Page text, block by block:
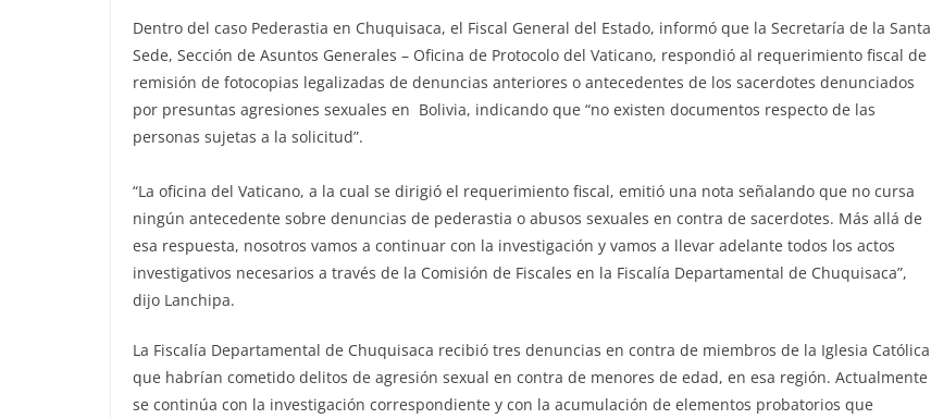
Dentro del caso Pederastia en Chuquisaca, el Fiscal General del Estado, informó que la Secretaría de la Santa
Sede, Sección de Asuntos Generales – Oficina de Protocolo del Vaticano, respondió al requerimiento fiscal de
remisión de fotocopias legalizadas de denuncias anteriores o antecedentes de los sacerdotes denunciados
por presuntas agresiones sexuales en Bolivia, indicando que “no existen documentos respecto de las
personas sujetas a la solicitud”.
“La oficina del Vaticano, a la cual se dirigió el requerimiento fiscal, emitió una nota señalando que no cursa
ningún antecedente sobre denuncias de pederastia o abusos sexuales en contra de sacerdotes. Más allá de
esa respuesta, nosotros vamos a continuar con la investigación y vamos a llevar adelante todos los actos
investigativos necesarios a través de la Comisión de Fiscales en la Fiscalía Departamental de Chuquisaca”,
dijo Lanchipa.
La Fiscalía Departamental de Chuquisaca recibió tres denuncias en contra de miembros de la Iglesia Católica
que habrían cometido delitos de agresión sexual en contra de menores de edad, en esa región. Actualmente
se continúa con la investigación correspondiente y con la acumulación de elementos probatorios que